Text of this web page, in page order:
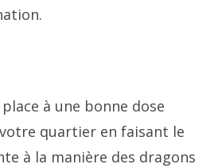
à une bonne dose
quartier en faisant le
à la manière des dragons